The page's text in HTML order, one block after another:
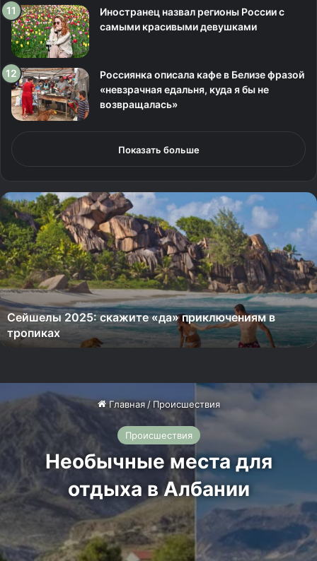
Иностранец назвал регионы России с
самыми красивыми девушками
Россиянка описала кафе в Белизе фразой
«невзрачная едальня, куда я бы не
возвращалась»
Показать больше
С
й
ш
е
л
ы
2
5
а
р
Сейшелы 2025: скажите «да» приключениям в
тропиках